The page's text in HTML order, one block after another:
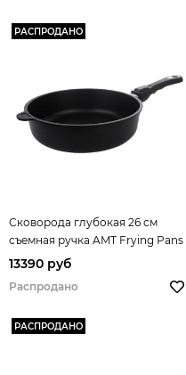
РАСПРОДАНО
Сковорода глубокая 26 см
съемная ручка AMT Frying Pans
арт. AMT726
13390 руб
Распродано
РАСПРОДАНО